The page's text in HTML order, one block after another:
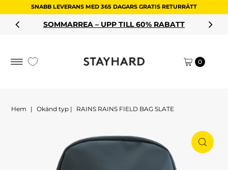
SNABB LEVERANS MED 365 DAGARS GRATIS RETURRÄTT
– UPP TILL 60% RABATT
0
Hem | Okänd typ | RAINS RAINS FIELD BAG SLATE